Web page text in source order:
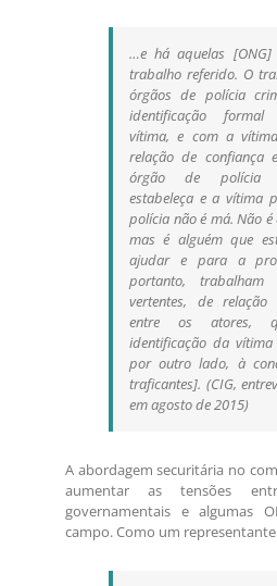
…e há aquelas
trabalho referido. O
órgãos de polícia
identificação
vítima, e com a
relação de confiança
órgão de polícia
estabeleça e a vítima
polícia não é má. Não
mas é alguém que
ajudar e para a
portanto, trabalham
vertentes, de relação
entre os atores,
identificação da
por outro lado, à
traficantes]. (CIG,
em agosto de 2015)
A abordagem securitária no
aumentar as tensões
governamentais e algumas
campo. Como um